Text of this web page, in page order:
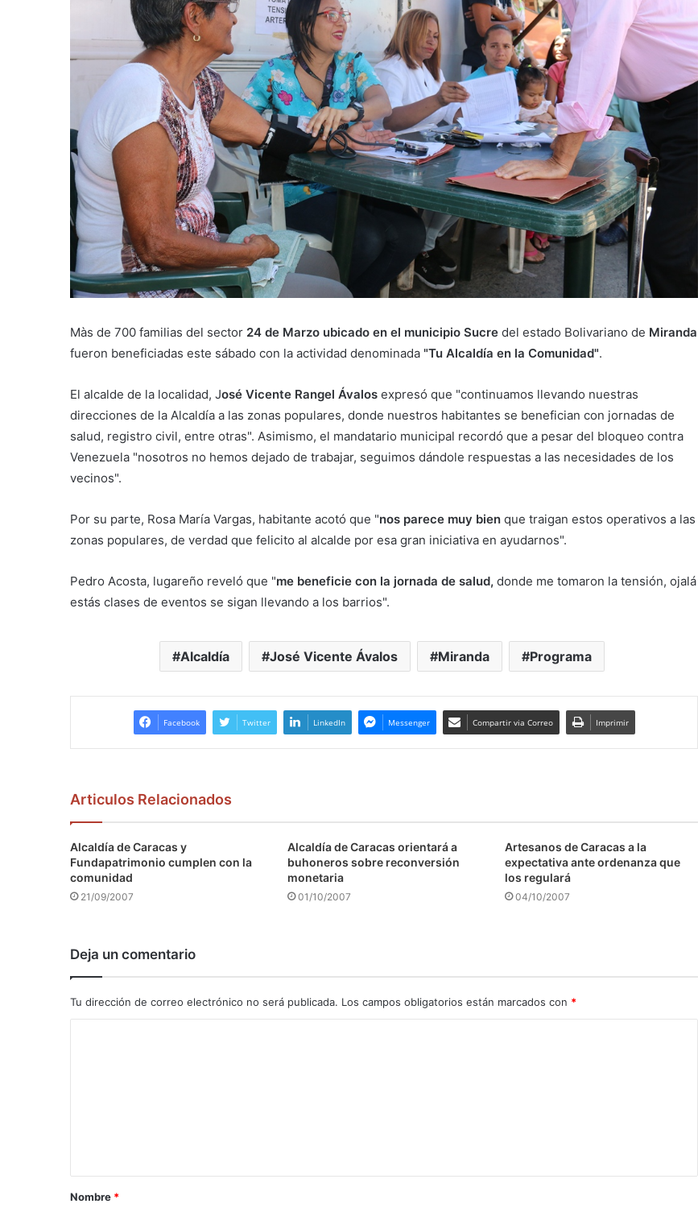
Màs de 700 familias del sector 24 de Marzo ubicado en el municipio Sucre del estado Bolivariano de Miranda
fueron beneficiadas este sábado con la actividad denominada "Tu Alcaldía en la Comunidad".
El alcalde de la localidad, José Vicente Rangel Ávalos expresó que "continuamos llevando nuestras
direcciones de la Alcaldía a las zonas populares, donde nuestros habitantes se benefician con jornadas de
salud, registro civil, entre otras". Asimismo, el mandatario municipal recordó que a pesar del bloqueo contra
Venezuela "nosotros no hemos dejado de trabajar, seguimos dándole respuestas a las necesidades de los
vecinos".
Por su parte, Rosa María Vargas, habitante acotó que "nos parece muy bien que traigan estos operativos a las
zonas populares, de verdad que felicito al alcalde por esa gran iniciativa en ayudarnos".
Pedro Acosta, lugareño reveló que "me beneficie con la jornada de salud, donde me tomaron la tensión, ojalá
estás clases de eventos se sigan llevando a los barrios".
Alcaldía José Vicente Ávalos Miranda Programa
Facebook Twitter LinkedIn Messenger Compartir via Correo Imprimir
Articulos Relacionados
Alcaldía de Caracas y
Fundapatrimonio cumplen con la
comunidad
21/09/2007
Alcaldía de Caracas orientará a
buhoneros sobre reconversión
monetaria
01/10/2007
Artesanos de Caracas a la
expectativa ante ordenanza que
los regulará
04/10/2007
Deja un comentario
Tu dirección de correo electrónico no será publicada. Los campos obligatorios están marcados con *
a
r
Nombre *